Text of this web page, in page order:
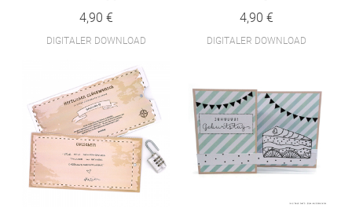
4,90 €
DIGITALER DOWNLOAD
4,90 €
DIGITALER DOWNLOAD